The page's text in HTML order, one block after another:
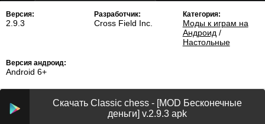
Версия:
2.9.3
Разработчик:
Cross Field Inc.
Категория:
Моды к играм на
Андроид /
Настольные
Версия андроид:
Android 6+
Скачать Classic chess - [MOD Бесконечные
деньги] v.2.9.3 apk